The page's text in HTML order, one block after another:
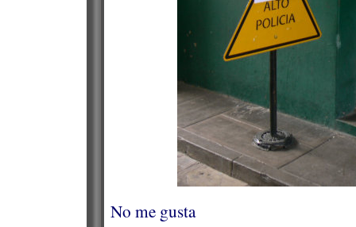
No me gusta